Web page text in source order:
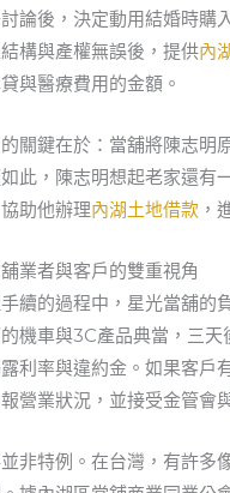
論後，決定動用結婚時
構與產權無誤後，提供內
與醫療費用的金額。
的關鍵在於：當舖將陳志
此，陳志明想起老家還有
助他辦理內湖土地借款 ，
業者與客戶的雙重視角
續的過程中，星光當舖的
機車與3C產品典當，三
利率與違約金。如果客戶
營業狀況，並接受金管會
非特例。在台灣，有許多